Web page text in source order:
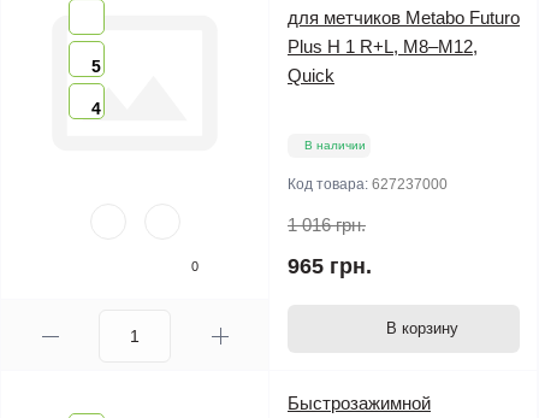
5
4
0
для метчиков Metabo Futuro
Plus H 1 R+L, M8–M12,
Quick
В наличии
Код товара: 627237000
1 016 грн.
965 грн.
В корзину
Быстрозажимной